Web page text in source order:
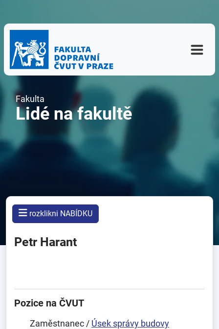
Fakulta
Lidé na fakultě
rozklikni NABÍDKU
Petr Harant
Pozice na ČVUT
Zaměstnanec / Úsek správy budovy